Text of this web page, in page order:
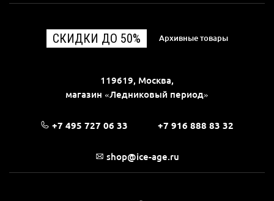
СКИДКИ ДО 50% Архивные товары
119619, Москва,
магазин «Ледниковый период»
+7 495 727 06 33 +7 916 888 83 32
shop@ice-age.ru